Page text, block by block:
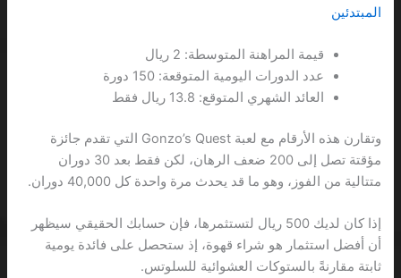
المبتدئين
قيمة المراهنة المتوسطة: 2 ريال
عدد الدورات اليومية المتوقعة: 150 دورة
العائد الشهري المتوقع: 13.8 ريال فقط
وتقارن هذه الأرقام مع لعبة Gonzo’s Quest التي تقدم جائزة
مؤقتة تصل إلى 200 ضعف الرهان، لكن فقط بعد 30 دوران
متتالية من الفوز، وهو ما قد يحدث مرة واحدة كل 40,000 دوران.
إذا كان لديك 500 ريال لتستثمرها، فإن حسابك الحقيقي سيظهر
أن أفضل استثمار هو شراء قهوة، إذ ستحصل على فائدة يومية
ثابتة مقارنةً بالستوكات العشوائية للسلوتس.